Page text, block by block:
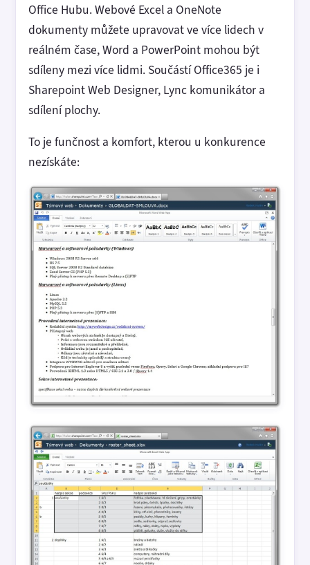
Office Hubu. Webové Excel a OneNote
dokumenty můžete upravovat ve více lidech v
reálném čase, Word a PowerPoint mohou být
sdíleny mezi více lidmi. Součástí Office365 je i
Sharepoint Web Designer, Lync komunikátor a
sdílení plochy.
To je funčnost a komfort, kterou u konkurence
nezískáte: